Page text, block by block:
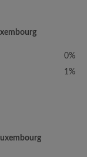
0%
1%